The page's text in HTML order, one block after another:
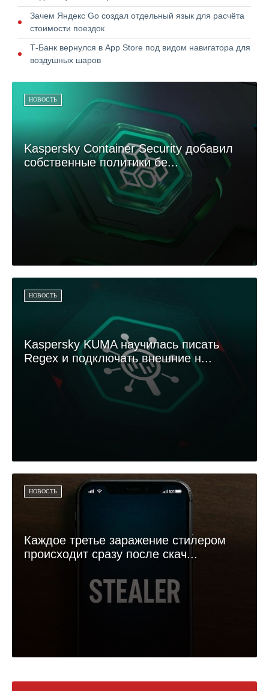
Зачем Яндекс Go создал отдельный язык для расчёта
стоимости поездок
Т-Банк вернулся в App Store под видом навигатора для
воздушных шаров
НОВОСТЬ
Kaspersky Container Security добавил
собственные политики бе...
НОВОСТЬ
Kaspersky KUMA научилась писать
Regex и подключать внешние н...
НОВОСТЬ
Каждое третье заражение стилером
происходит сразу после скач...